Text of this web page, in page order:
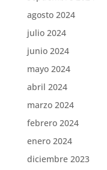
agosto 2024
julio 2024
junio 2024
mayo 2024
abril 2024
marzo 2024
febrero 2024
enero 2024
diciembre 2023